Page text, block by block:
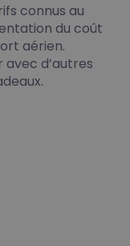
connus au
du coût
aérien.
d’autres